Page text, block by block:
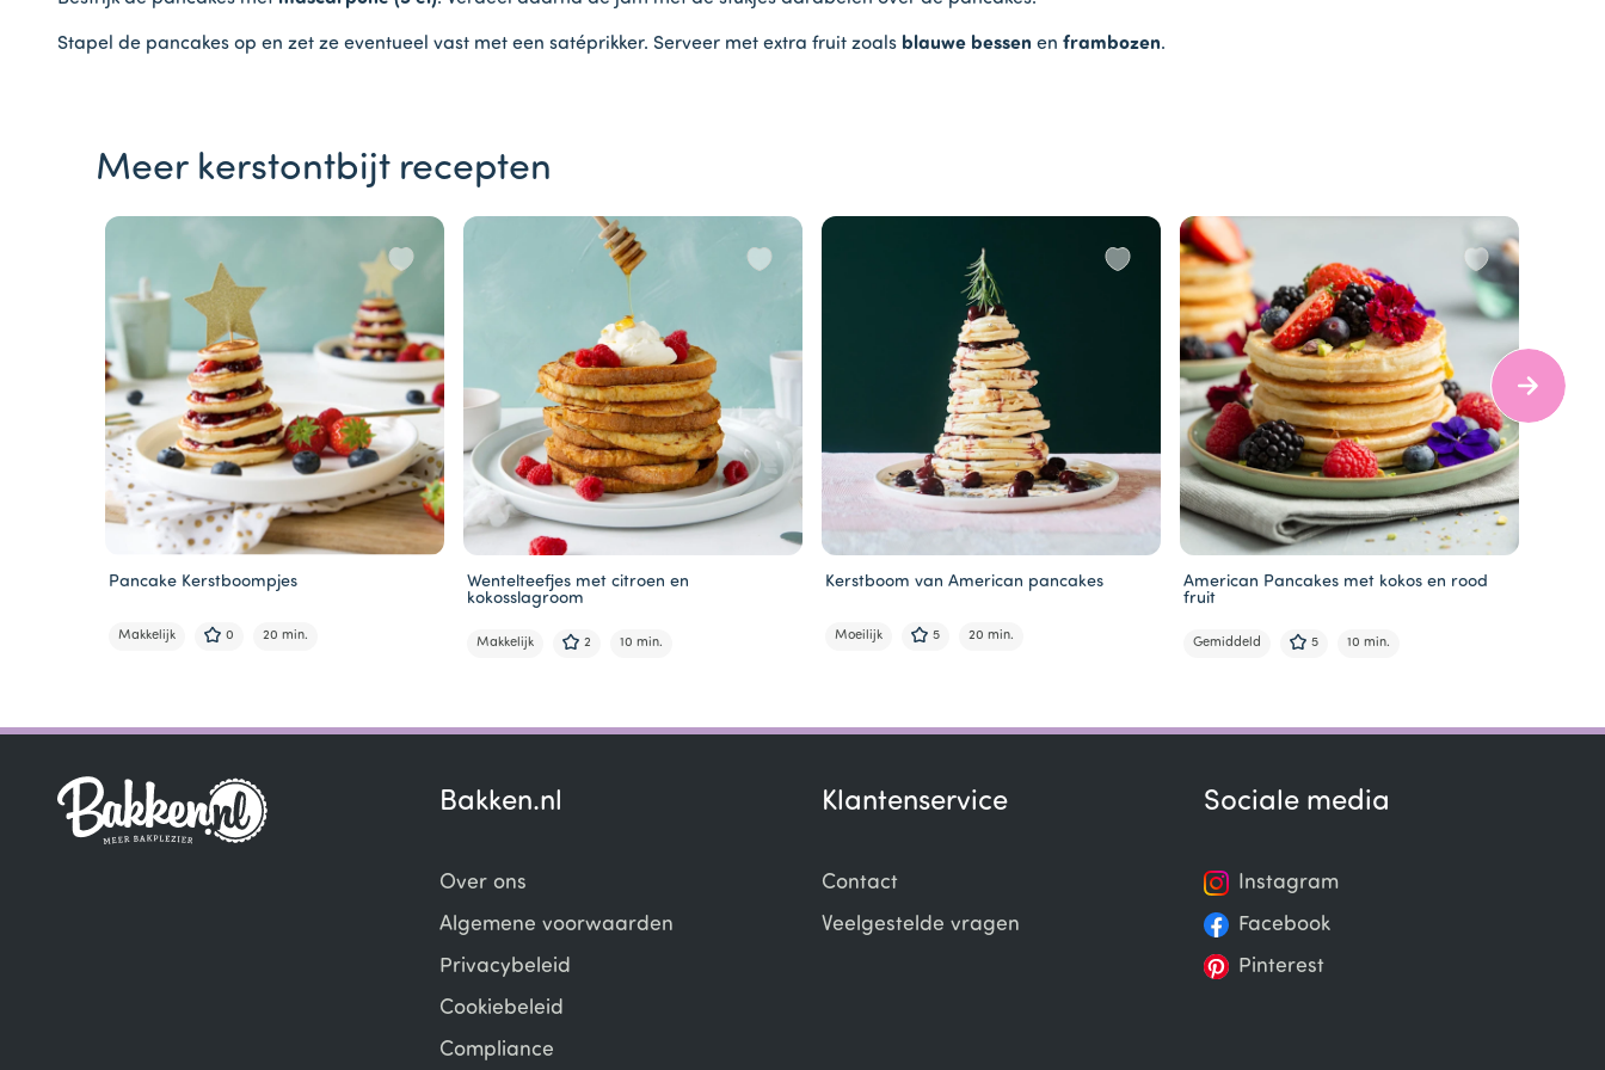
Stapel de pancakes op en zet ze eventueel vast met een satéprikker. Serveer met extra fruit zoals blauwe bessen en frambozen.
Meer kerstontbijt recepten
Pancake Kerstboompjes
Makkelijk 0 20 min.
Wentelteefjes met citroen en
kokosslagroom
Makkelijk 2 10 min.
Kerstboom van American pancakes
Moeilijk 5 20 min.
American Pancakes met kokos en rood
fruit
Gemiddeld 5 10 min.
of
Bakken.nl
Over ons
Algemene voorwaarden
Privacybeleid
Cookiebeleid
Compliance
Klantenservice
Contact
Veelgestelde vragen
Sociale media
Instagram
Facebook
Pinterest